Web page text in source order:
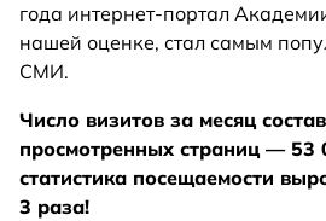
года интернет-портал
нашей оценке, стал самым
СМИ.
Число визитов за месяц
просмотренных страниц — 53
статистика посещаемости
3 раза!